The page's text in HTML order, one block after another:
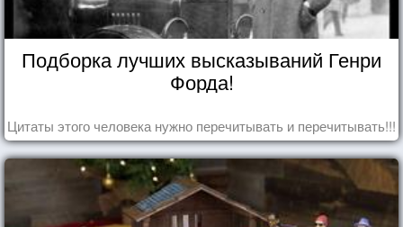
Подборка лучших высказываний Генри
Форда!
Цитаты этого человека нужно перечитывать и перечитывать!!!